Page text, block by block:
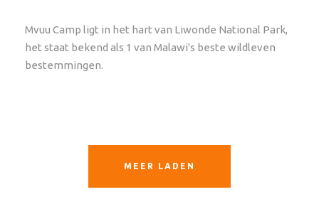
Mvuu Camp ligt in het hart van Liwonde National Park,
het staat bekend als 1 van Malawi's beste wildleven
bestemmingen.
MEER LADEN